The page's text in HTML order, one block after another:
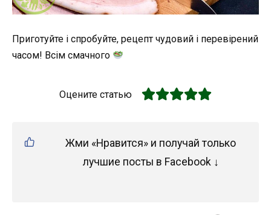
Приготуйте і спробуйте, рецепт чудовий і перевірений
часом! Всім смачного
Оцените статью
Жми «Нравится» и получай только
лучшие посты в Facebook ↓